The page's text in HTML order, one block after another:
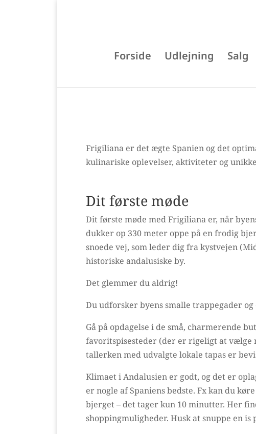
Forside Udlejning Salg
Frigiliana er det ægte Spanien og det
kulinariske oplevelser, aktiviteter og
Dit første møde
Dit første møde med Frigiliana er, når
dukker op 330 meter oppe på en frodig
snoede vej, som leder dig fra kystvejen
historiske andalusiske by.
Det glemmer du aldrig!
Du udforsker byens smalle trappegader
Gå på opdagelse i de små, charmerende
favoritspisesteder (der er rigeligt at vælge
tallerken med udvalgte lokale tapas er
Klimaet i Andalusien er godt, og det er
er nogle af Spaniens bedste. Fx kan du
bjerget – det tager kun 10 minutter. Her
shoppingmuligheder. Husk at snuppe en is